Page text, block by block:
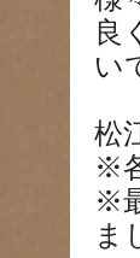
良
い
松
※
※
ま